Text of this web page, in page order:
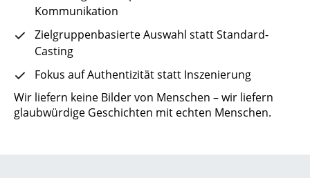
Kommunikation
Zielgruppenbasierte Auswahl statt Standard-
Casting
Fokus auf Authentizität statt Inszenierung
Wir liefern keine Bilder von Menschen – wir liefern
glaubwürdige Geschichten mit echten Menschen.